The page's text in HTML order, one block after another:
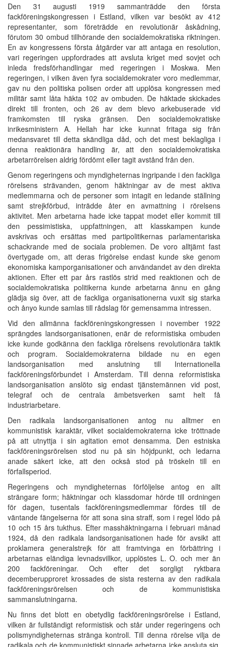
Den 31 augusti 1919 sammanträdde den första
fackföreningskongressen i Estland, vilken var besökt av 412
representanter, som företrädde en revolutionär åskådning,
förutom 30 ombud tillhörande den socialdemokratiska riktningen.
En av kongressens första åtgärder var att antaga en resolution,
vari regeringen uppfordrades att avsluta kriget med sovjet och
inleda fredsförhandlingar med regeringen i Moskwa. Men
regeringen, i vilken även fyra socialdemokrater voro medlemmar,
gav nu den politiska polisen order att upplösa kongressen med
militär samt låta häkta 102 av ombuden. De häktade skickades
direkt till fronten, och 26 av dem blevo arkebuserade vid
framkomsten till ryska gränsen. Den socialdemokratiske
inrikesministern A. Hellah har icke kunnat fritaga sig från
medansvaret till detta skändliga dåd, och det mest beklagliga i
denna reaktionära handling är, att den socialdemokratiska
arbetarrörelsen aldrig fördömt eller tagit avstånd från den.
Genom regeringens och myndigheternas ingripande i den fackliga
rörelsens strävanden, genom häktningar av de mest aktiva
medlemmarna och de personer som intagit en ledande ställning
samt strejkförbud, inträdde åter en avmattning i rörelsens
aktivitet. Men arbetarna hade icke tappat modet eller kommit till
den pessimistiska, uppfattningen, att klasskampen kunde
avskrivas och ersättas med partipolitikernas parlamentariska
schackrande med de sociala problemen. De voro alltjämt fast
övertygade om, att deras frigörelse endast kunde ske genom
ekonomiska kamporganisationer och användandet av den direkta
aktionen. Efter ett par års rastlös strid med reaktionen och de
socialdemokratiska politikerna kunde arbetarna ännu en gång
glädja sig över, att de fackliga organisationerna vuxit sig starka
och ånyo kunde samlas till rådslag för gemensamma intressen.
Vid den allmänna fackföreningskongressen i november 1922
sprängdes landsorganisationen, enär de reformistiska ombuden
icke kunde godkänna den fackliga rörelsens revolutionära taktik
och program. Socialdemokraterna bildade nu en egen
landsorganisation med anslutning till Internationella
fackföreningsförbundet i Amsterdam. Till denna reformistiska
landsorganisation anslöto sig endast tjänstemännen vid post,
telegraf och de centrala ämbetsverken samt helt få
industriarbetare.
Den radikala landsorganisationen antog nu alltmer en
kommunistisk karaktär, vilket socialdemokraterna icke tröttnade
på att utnyttja i sin agitation emot densamma. Den estniska
fackföreningsrörelsen stod nu på sin höjdpunkt, och ledarna
anade säkert icke, att den också stod på tröskeln till en
förfallsperiod.
Regeringens och myndigheternas förföljelse antog en allt
strängare form; häktningar och klassdomar hörde till ordningen
för dagen, tusentals fackföreningsmedlemmar fördes till de
väntande fängelserna för att sona sina straff, som i regel lödo på
10 och 15 års tukthus. Efter masshäktningarna i februari månad
1924, då den radikala landsorganisationen hade för avsikt att
proklamera generalstrejk för att framtvinga en förbättring i
arbetarnas eländiga levnadsvillkor, upplöstes L. O. och mer än
200 fackföreningar. Och efter det sorgligt ryktbara
decemberupproret krossades de sista resterna av den radikala
fackföreningsrörelsen och de kommunistiska
sammanslutningarna.
Nu finns det blott en obetydlig fackföreningsrörelse i Estland,
vilken är fullständigt reformistisk och står under regeringens och
polismyndigheternas stränga kontroll. Till denna rörelse vilja de
radikala och de kommunistiskt sinnade arbetarna icke ansluta sig.